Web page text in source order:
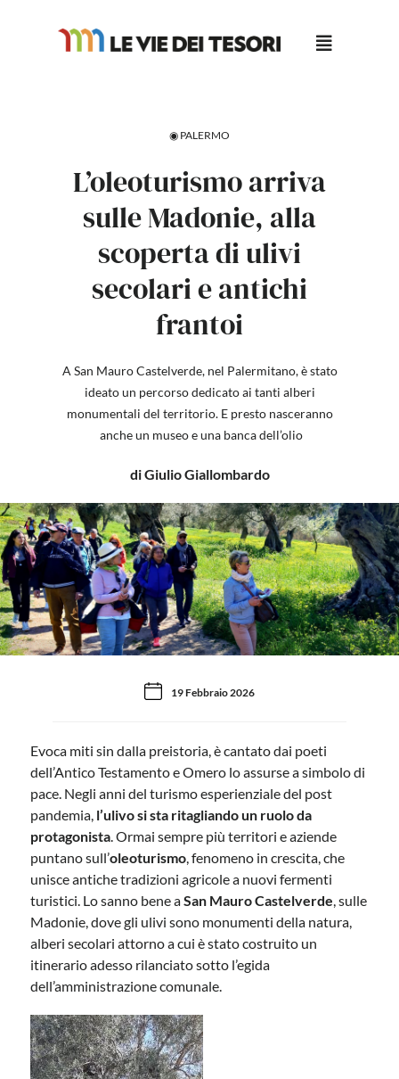
◉ PALERMO
L’oleoturismo arriva
sulle Madonie, alla
scoperta di ulivi
secolari e antichi
frantoi
A San Mauro Castelverde, nel Palermitano, è stato
ideato un percorso dedicato ai tanti alberi
monumentali del territorio. E presto nasceranno
anche un museo e una banca dell’olio
di Giulio Giallombardo
19 Febbraio 2026
Evoca miti sin dalla preistoria, è cantato dai poeti
dell’Antico Testamento e Omero lo assurse a simbolo di
pace. Negli anni del turismo esperienziale del post
pandemia, l’ulivo si sta ritagliando un ruolo da
protagonista. Ormai sempre più territori e aziende
puntano sull’oleoturismo, fenomeno in crescita, che
unisce antiche tradizioni agricole a nuovi fermenti
turistici. Lo sanno bene aSan Mauro Castelverde, sulle
Madonie, dove gli ulivi sono monumenti della natura,
alberi secolari attorno a cui è stato costruito un
itinerario adesso rilanciato sotto l’egida
dell’amministrazione comunale.